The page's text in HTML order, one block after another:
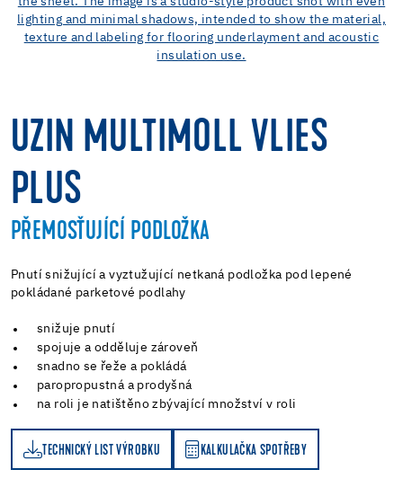
UZIN MULTIMOLL VLIES
PLUS
PŘEMOSŤUJÍCÍ PODLOŽKA
Pnutí snižující a vyztužující netkaná podložka pod lepené
pokládané parketové podlahy
snižuje pnutí
spojuje a odděluje zároveň
snadno se řeže a pokládá
paropropustná a prodyšná
na roli je natištěno zbývající množství v roli
TECHNICKÝ LIST VÝROBKU KALKULAČKA SPOTŘEBY
KALKULAČKA SPOTŘEBY